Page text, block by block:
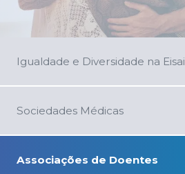
Igualdade e Diversidade na Eisai
Sociedades Médicas
Associações de Doentes